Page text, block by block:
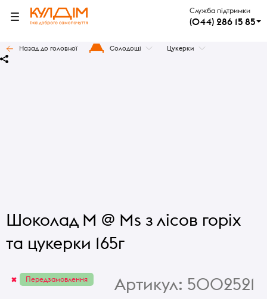
Служба підтримки
(044) 286 15 85
Назад до головної Солодощі Цукерки
Шоколад M @ Ms з лісов горіх
та цукерки 165г
Передзамовлення Артикул: 5002521